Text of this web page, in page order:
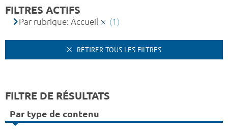
FILTRES ACTIFS
Par rubrique: Accueil (1)
RETIRER TOUS LES FILTRES
FILTRE DE RÉSULTATS
Par type de contenu